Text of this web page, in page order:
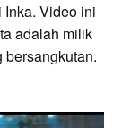
Video ini
adalah milik
bersangkutan.